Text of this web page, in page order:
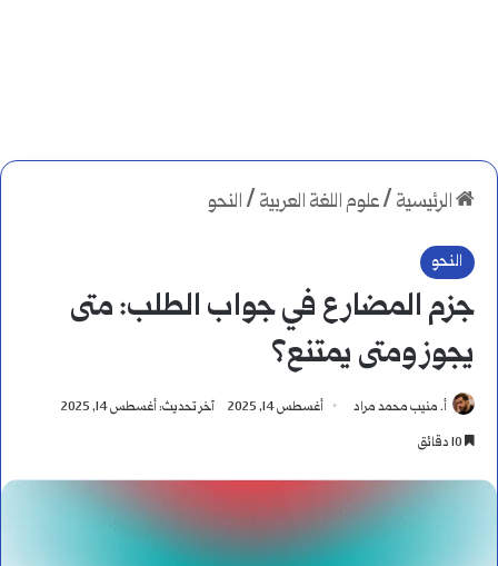
الرئيسية /علوم اللغة العربية /النحو
النحو
جزم المضارع في جواب الطلب: متى
يجوز ومتى يمتنع؟
أ. منيب محمد مراد أغسطس 14, 2025
آخر تحديث: أغسطس 14, 2025